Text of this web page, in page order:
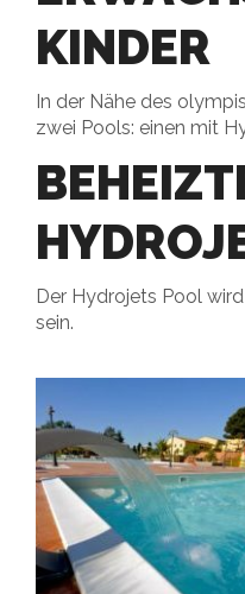
KINDER
In der Nähe des
zwei Pools: einen mit
Der Hydrojets Pool
sein.